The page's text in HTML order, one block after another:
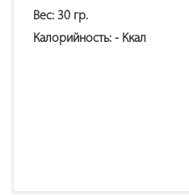
Вес: 30 гр.
Калорийность: - Ккал